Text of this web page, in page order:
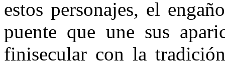
estos personajes, el
puente que une sus
finisecular con la